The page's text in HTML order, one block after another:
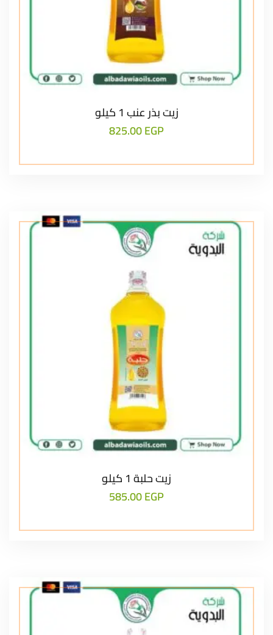
زيت بذر عنب 1 كيلو
825.00EGP
زيت حلبة 1 كيلو
585.00EGP